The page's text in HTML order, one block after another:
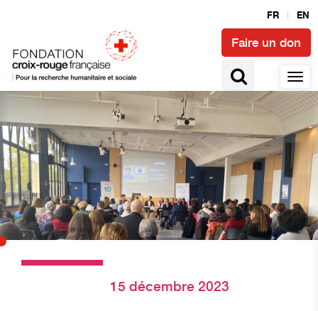
FR EN
Faire un don
15 décembre 2023